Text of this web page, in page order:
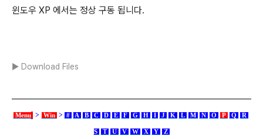
윈도우 XP 에서는 정상 구동 됩니다.
▶ Download Files
Menu > Win > # A B C D E F G H I J K L M N O P Q R
S T U V W X Y Z